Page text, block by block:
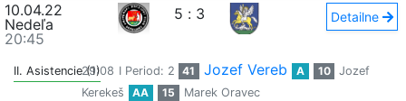
10.04.22
Nedeľa
20:45
5 : 3 Detailne
II. Asistencie (1)
29:08 I Period: 2 41 Jozef Vereb A 10
Jozef
Kerekeš
AA 15 Marek Oravec